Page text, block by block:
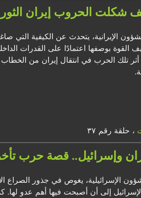
شكلت الحروب إيران
الإيرانية، يتحدث عن الكيفية التي
بوصفها اعتمادًا على القدرات
تلك الحرب في انتقال إيران من الخطاب
، حلقة رقم ٣٧
وإسرائيل.. قصة حرب تأخرت 47
الإسرائيلية، يغوص في جذور الصراع
لإسرائيل إلى أن أصبحت فيها أهم عدو